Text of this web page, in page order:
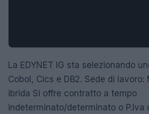
La EDYNET IG sta selezionando
Cobol, Cics e DB2. Sede di
ibrida Si offre contratto a tempo
indeterminato/determinato o P.Iva